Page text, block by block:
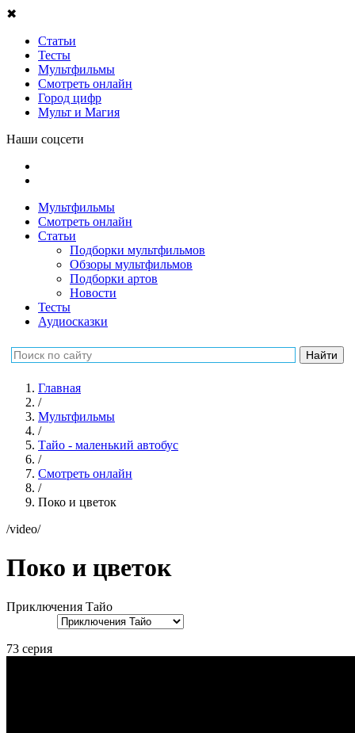
✖
Статьи
Тесты
Мультфильмы
Смотреть онлайн
Город цифр
Мульт и Магия
Наши соцсети
Мультфильмы
Смотреть онлайн
Статьи
Подборки мультфильмов
Обзоры мультфильмов
Подборки артов
Новости
Тесты
Аудиосказки
Главная
/
Мультфильмы
/
Тайо - маленький автобус
/
Смотреть онлайн
/
Поко и цветок
/video/
Поко и цветок
Приключения Тайо
73 серия